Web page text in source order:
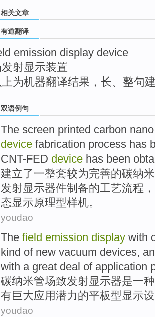
相关文章
有道翻译
emission display device
射显示装置
上为机器翻译结果，长、整句
双语例句
The screen printed carbon nano
device fabrication process has
CNT-FED device has been
建立了一整套较为完善的碳纳米
发射显示器件制备的工艺流程 ，
态显示原理型样机。
youdao
The field emission display with
kind of new vacuum devices,
with a great deal of application
碳纳米管场致发射显示器是一种
有巨大应用潜力的平板型显示
youdao